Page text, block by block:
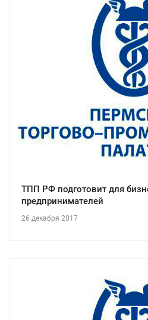
ТПП РФ подготовит для
предпринимателей
26 декабря 2017